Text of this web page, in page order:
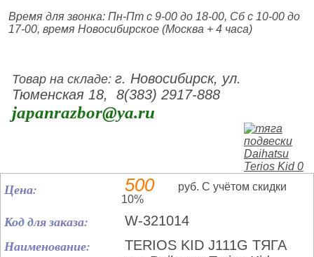
Время для звонка: Пн-Пт с 9-00 до 18-00, Сб с 10-00 до
17-00, время Новосибирское (Москва + 4 часа)
Товар на складе:г. Новосибирск, ул.
Тюменская 18, 8(383) 2917-888
japanrazbor@ya.ru
Цена: 500
руб. С учётом скидки
10%
Код для заказа: W-321014
Наименование:
TERIOS KID J111G ТЯГА